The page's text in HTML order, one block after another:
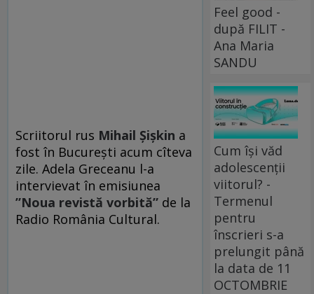
Scriitorul rus Mihail Șișkin a
fost în București acum cîteva
zile. Adela Greceanu l-a
intervievat în emisiunea
”Noua revistă vorbită” de la
Radio România Cultural.
Feel good -
după FILIT -
Ana Maria
SANDU
Cum își văd
adolescenții
viitorul? -
Termenul
pentru
înscrieri s-a
prelungit până
la data de 11
OCTOMBRIE